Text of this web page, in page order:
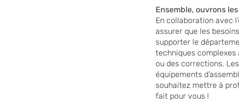
Ensemble, ouvrons
En collaboration avec
assurer que les besoin
supporter le
techniques complexes
ou des corrections.
équipements
souhaitez mettre à
fait pour vous !